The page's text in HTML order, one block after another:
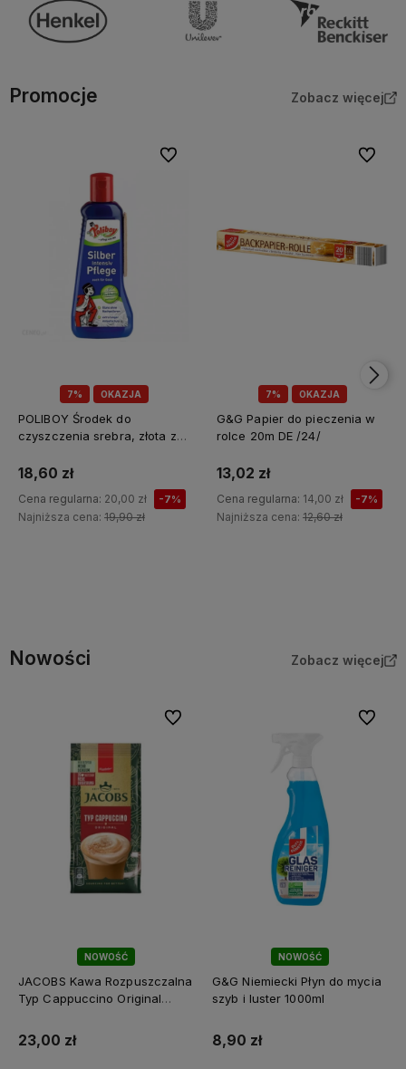
Promocje Zobacz więcej
7% OKAZJA
POLIBOY Środek do
czyszczenia srebra, złota z
18,60 zł
Cena regularna: 20,00 zł -7%
Najniższa cena: 19,90 zł
Do ulubionych
7% OKAZJA
G&G Papier do pieczenia w
rolce 20m DE /24/
13,02 zł
Cena regularna: 14,00 zł -7%
Najniższa cena: 12,60 zł
Do
Nowości Zobacz więcej
NOWOŚĆ
JACOBS Kawa Rozpuszczalna
Typ Cappuccino Original
Proszku z Pianką 290g DE
23,00 zł
Do ulubionych
NOWOŚĆ
G&G Niemiecki Płyn do mycia
szyb i luster 1000ml
8,90 zł
Do